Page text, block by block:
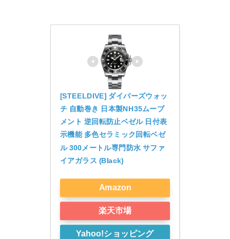
[STEELDIVE] ダイバーズウォッ
チ 自動巻き 日本製NH35ムーブ
メント 逆回転防止ベゼル 日付表
示機能 多色セラミック回転ベゼ
ル 300メートル専門防水 サファ
イアガラス (Black)
Amazon
楽天市場
Yahoo!ショッピング